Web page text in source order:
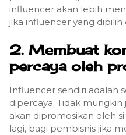
influencer akan lebih
jika influencer yang
2. Membuat
percaya oleh
Influencer sendiri adalah
dipercaya. Tidak
akan dipromosikan oleh
lagi, bagi pembisnis jika